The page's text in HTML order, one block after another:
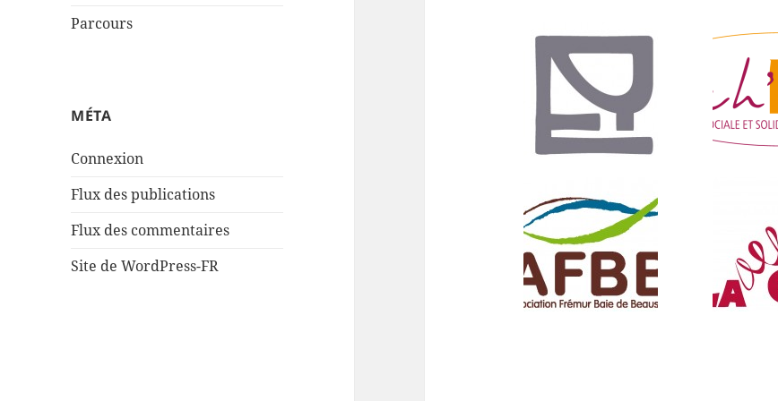
Parcours
MÉTA
Connexion
Flux des publications
Flux des commentaires
Site de WordPress-FR